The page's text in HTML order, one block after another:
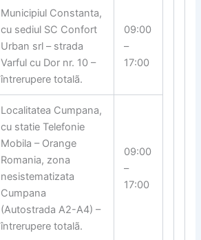
Municipiul Constanta,
cu sediul SC Confort
Urban srl – strada
Varful cu Dor nr. 10 –
întrerupere totalã.
09:00
–
17:00
Localitatea Cumpana,
cu statie Telefonie
Mobila – Orange
Romania, zona
nesistematizata
Cumpana
(Autostrada A2-A4) –
întrerupere totalã.
09:00
–
17:00